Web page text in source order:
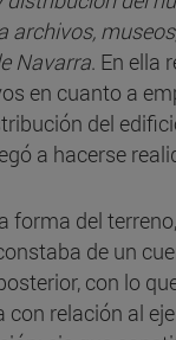
archivos,
Navarra. En ella
en cuanto a
del
a hacerse
forma del
de un
con lo
relación al